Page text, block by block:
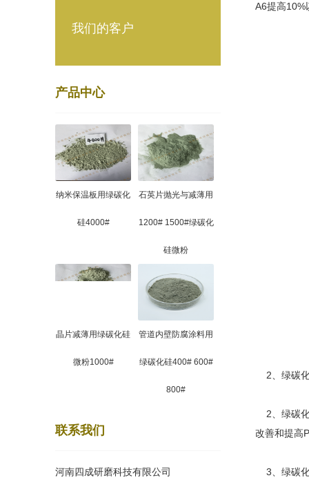
我们的客户
产品中心
纳米保温板用绿碳化
硅4000#
石英片抛光与减薄用
1200# 1500#绿碳化
硅微粉
晶片减薄用绿碳化硅
微粉1000#
管道内壁防腐涂料用
绿碳化硅400# 600#
800#
联系我们
河南四成研磨科技有限公司
A6提高10%
2、绿碳化
2、绿碳化
改善和提高
3、绿碳化